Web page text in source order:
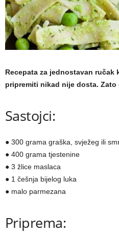
Recepata za jednostavan ručak
pripremiti nikad nije dosta.
Sastojci:
● 300 grama graška, svježeg ili
● 400 grama tjestenine
● 3 žlice maslaca
● 1 češnja bijelog luka
● malo parmezana
Priprema: